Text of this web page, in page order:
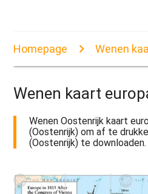
Homepage Wenen
Wenen kaart
Wenen Oostenrijk kaart
(Oostenrijk) om af te
(Oostenrijk) te downloaden.